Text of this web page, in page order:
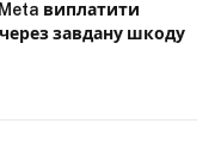
виплатити
завдану шкоду